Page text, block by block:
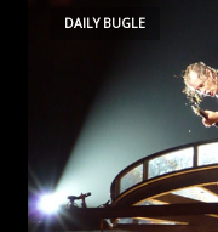
DAILY BUGLE